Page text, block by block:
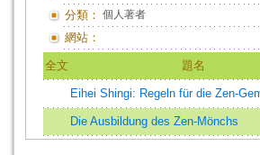
分類： 個人著者
網站：
全文 題名
Eihei Shingi: Regeln für die Zen-
Die Ausbildung des Zen-Mönchs